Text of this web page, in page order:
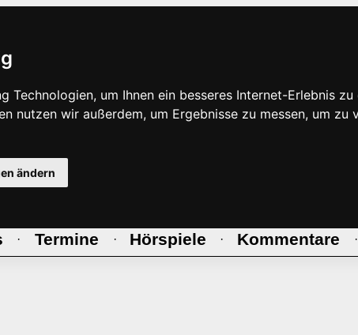
Technologien, um Ihnen ein besseres Internet-Erlebnis
nutzen wir außerdem, um Ergebnisse zu messen, um
ändern
· Termine · Hörspiele · Kommentare ·